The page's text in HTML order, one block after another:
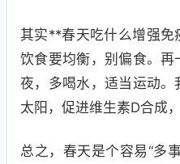
其实**春天吃什么增强
饮食要均衡，别偏食。
夜，多喝水，适当运动
太阳，促进维生素D合成
总之，春天是个容易“多